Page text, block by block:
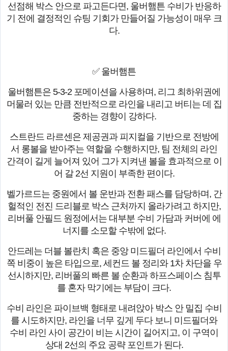
선점해 박스 안으로 파고든다면, 울버햄튼 수비가 반응하
기 전에 결정적인 슈팅 기회가 만들어질 가능성이 매우 크
다.
✅ 울버햄튼
울버햄튼은 5-3-2 포메이션을 사용하며, 리그 최하위권에
머물러 있는 만큼 전반적으로 라인을 내리고 버티는 데 집
중하는 경향이 강하다.
스트란드 라르센은 제공권과 피지컬을 기반으로 전방에
서 롱볼을 받아주는 역할을 수행하지만, 팀 전체의 라인
간격이 길게 늘어져 있어 그가 지켜낸 볼을 효과적으로 이
어 갈 2선 지원이 부족한 편이다.
벨가르드는 중원에서 볼 운반과 전환 패스를 담당하며, 간
헐적인 전진 드리블로 박스 근처까지 올라가려고 하지만,
리버풀 안필드 원정에서는 대부분 수비 가담과 커버에 에
너지를 소모할 수밖에 없다.
안드레는 더블 볼란치 혹은 중앙 미드필더 라인에서 수비
쪽 비중이 높은 타입으로, 세컨드 볼 정리와 1차 차단을 우
선시하지만, 리버풀의 빠른 볼 순환과 하프스페이스 침투
를 혼자 막기에는 부담이 크다.
수비 라인은 파이브백 형태로 내려앉아 박스 안 밀집 수비
를 시도하지만, 라인을 너무 깊게 두다 보니 미드필더와
수비 라인 사이 공간이 비는 시간이 길어지고, 이 구역이
상대 2선의 주요 공략 포인트가 된다.